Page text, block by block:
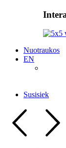
Nuotraukos
EN
Susisiek